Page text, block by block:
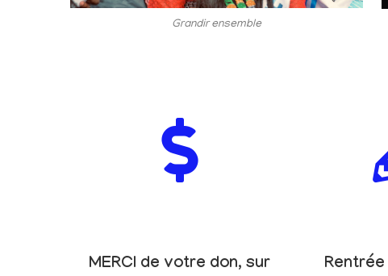
Grandir ensemble
MERCI de votre don, sur